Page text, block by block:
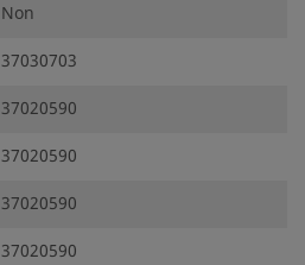
Non
37030703
37020590
37020590
37020590
37020590